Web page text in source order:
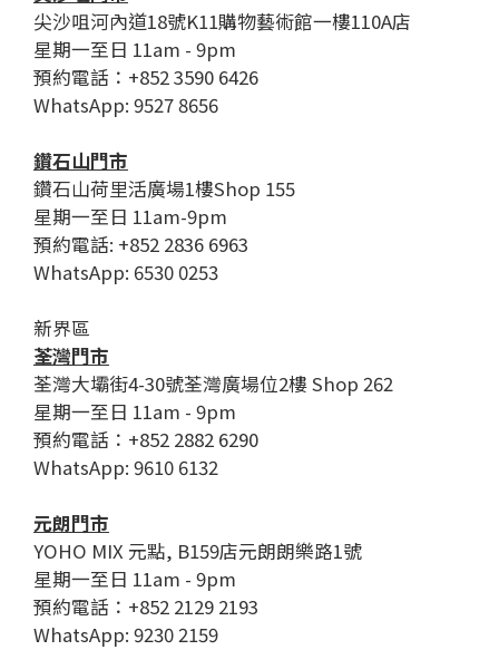
尖沙咀河內道18號K11購物藝術館一樓110A店
星期一至日 11am - 9pm
預約電話：+852 3590 6426
WhatsApp: 9527 8656
鑽石山門市
鑽石山荷里活廣場1樓Shop 155
星期一至日 11am-9pm
預約電話: +852 2836 6963
WhatsApp: 6530 0253
新界區
荃灣門市
荃灣大壩街4-30號荃灣廣場位2樓 Shop 262
星期一至日 11am - 9pm
預約電話：+852 2882 6290
WhatsApp: 9610 6132
元朗門市
YOHO MIX 元點, B159店元朗朗樂路1號
星期一至日 11am - 9pm
預約電話：+852 2129 2193
WhatsApp: 9230 2159